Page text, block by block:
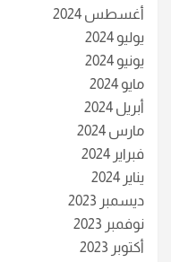
أغسطس 2024
يوليو 2024
يونيو 2024
مايو 2024
أبريل 2024
مارس 2024
فبراير 2024
يناير 2024
ديسمبر 2023
نوفمبر 2023
أكتوبر 2023